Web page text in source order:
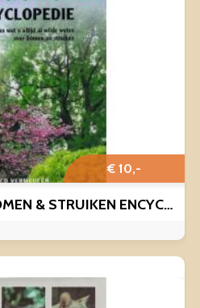
€ 10,-
GEILLUSTREERDE BOMEN & STRUIKEN ENCYCLOPEDIE.